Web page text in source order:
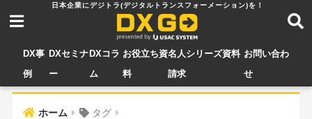
DX事
例
DXセミナ
ー
DXコラ
ム
お役立ち資
料
名人シリーズ資料
請求
お問い合わ
せ
ホーム タグ